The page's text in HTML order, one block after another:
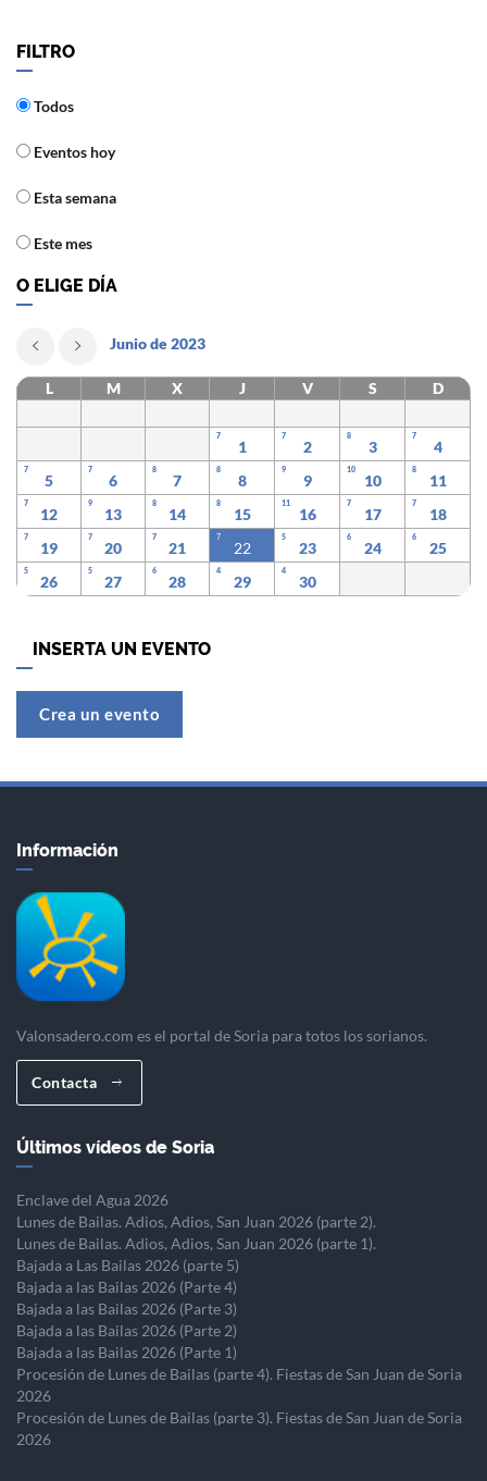
FILTRO
Todos
Eventos hoy
Esta semana
Este mes
O ELIGE DÍA
Junio de 2023
L M X J V S D
7
1
7
2
8
3
7
4
7
5
7
6
8
7
8
8
9
9
10
10
8
11
7
12
9
13
8
14
8
15
11
16
7
17
7
18
7
19
7
20
7
21
7
22
5
23
6
24
6
25
5
26
5
27
6
28
4
29
4
30
INSERTA UN EVENTO
Crea un evento
Información
Valonsadero.com es el portal de Soria para totos los sorianos.
Contacta
Últimos vídeos de Soria
Enclave del Agua 2026
Lunes de Bailas. Adios, Adios, San Juan 2026 (parte 2).
Lunes de Bailas. Adios, Adios, San Juan 2026 (parte 1).
Bajada a Las Bailas 2026 (parte 5)
Bajada a las Bailas 2026 (Parte 4)
Bajada a las Bailas 2026 (Parte 3)
Bajada a las Bailas 2026 (Parte 2)
Bajada a las Bailas 2026 (Parte 1)
Procesión de Lunes de Bailas (parte 4). Fiestas de San Juan de Soria
2026
Procesión de Lunes de Bailas (parte 3). Fiestas de San Juan de Soria
2026